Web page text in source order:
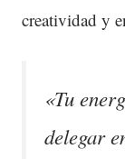
creatividad y
«Tu
delegar